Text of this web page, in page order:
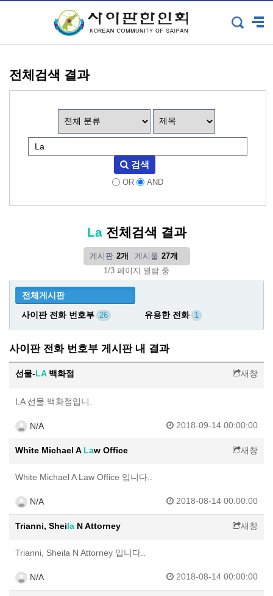
전체검색 결과
검색
OR AND
La전체검색 결과
게시판 2개 게시물 27개
1/3 페이지 열람 중
전체게시판
사이판 전화 번호부 26 유용한 전화 1
사이판 전화 번호부 게시판 내 결과
선물-LA백화점 새창
LA 선물 백화점입니.
N/A 2018-09-14 00:00:00
White Michael A Law Office 새창
White Michael A Law Office 입니다..
N/A 2018-08-14 00:00:00
Trianni, Sheila N Attorney 새창
Trianni, Sheila N Attorney 입니다..
N/A 2018-08-14 00:00:00